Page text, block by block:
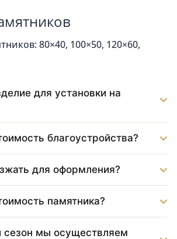
для установки на
благоустройства?
для оформления?
памятника?
сезон мы осуществляем